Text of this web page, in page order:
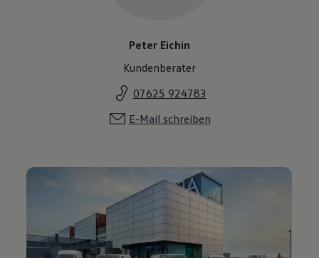
Peter Eichin
Kundenberater
07625 924783
E-Mail schreiben